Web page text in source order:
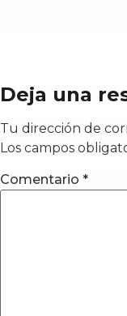
Deja una
Tu dirección de
Los campos
Comentario *